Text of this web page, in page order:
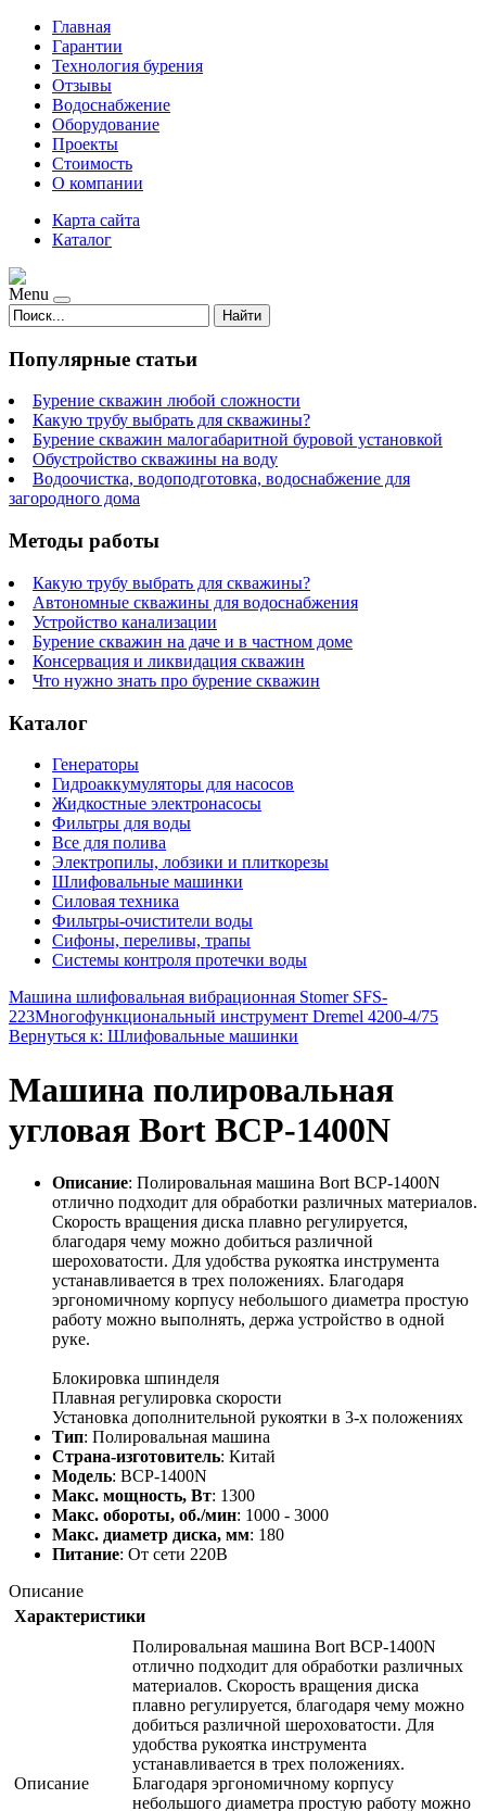
Главная
Гарантии
Технология бурения
Отзывы
Водоснабжение
Оборудование
Проекты
Стоимость
О компании
Карта сайта
Каталог
Menu
Найти
Популярные статьи
Бурение скважин любой сложности
Какую трубу выбрать для скважины?
Бурение скважин малогабаритной буровой установкой
Обустройство скважины на воду
Водоочистка, водоподготовка, водоснабжение для
загородного дома
Методы работы
Какую трубу выбрать для скважины?
Автономные скважины для водоснабжения
Устройство канализации
Бурение скважин на даче и в частном доме
Консервация и ликвидация скважин
Что нужно знать про бурение скважин
Каталог
Генераторы
Гидроаккумуляторы для насосов
Жидкостные электронасосы
Фильтры для воды
Все для полива
Электропилы, лобзики и плиткорезы
Шлифовальные машинки
Силовая техника
Фильтры-очистители воды
Сифоны, переливы, трапы
Системы контроля протечки воды
Машина шлифовальная вибрационная Stomer SFS-
223Многофункциональный инструмент Dremel 4200-4/75
Вернуться к: Шлифовальные машинки
Машина полировальная
угловая Bort BCP-1400N
Описание: Полировальная машина Bort BCP-1400N
отлично подходит для обработки различных материалов.
Скорость вращения диска плавно регулируется,
благодаря чему можно добиться различной
шероховатости. Для удобства рукоятка инструмента
устанавливается в трех положениях. Благодаря
эргономичному корпусу небольшого диаметра простую
работу можно выполнять, держа устройство в одной
руке.
Блокировка шпинделя
Плавная регулировка скорости
Установка дополнительной рукоятки в 3-х положениях
Тип: Полировальная машина
Страна-изготовитель: Китай
Модель: BCP-1400N
Макс. мощность, Вт: 1300
Макс. обороты, об./мин: 1000 - 3000
Макс. диаметр диска, мм: 180
Питание: От сети 220В
Описание
Характеристики
Описание
Полировальная машина Bort BCP-1400N
отлично подходит для обработки различных
материалов. Скорость вращения диска
плавно регулируется, благодаря чему можно
добиться различной шероховатости. Для
удобства рукоятка инструмента
устанавливается в трех положениях.
Благодаря эргономичному корпусу
небольшого диаметра простую работу можно